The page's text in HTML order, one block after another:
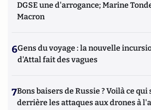
DGSE une d'arrogance; Marine
Macron
6Gens du voyage : la nouvelle
d'Attal fait des vagues
7Bons baisers de Russie ? Voilà ce qui
derrière les attaques aux drones à